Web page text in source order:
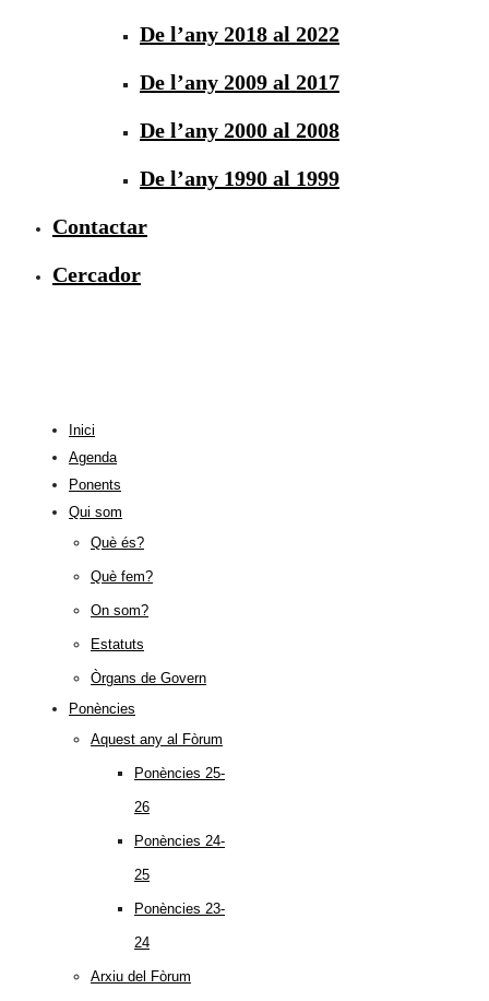
De l’any 2018 al 2022
De l’any 2009 al 2017
De l’any 2000 al 2008
De l’any 1990 al 1999
Contactar
Cercador
Inici
Agenda
Ponents
Qui som
Què és?
Què fem?
On som?
Estatuts
Òrgans de Govern
Ponències
Aquest any al Fòrum
Ponències 25-
26
Ponències 24-
25
Ponències 23-
24
Arxiu del Fòrum